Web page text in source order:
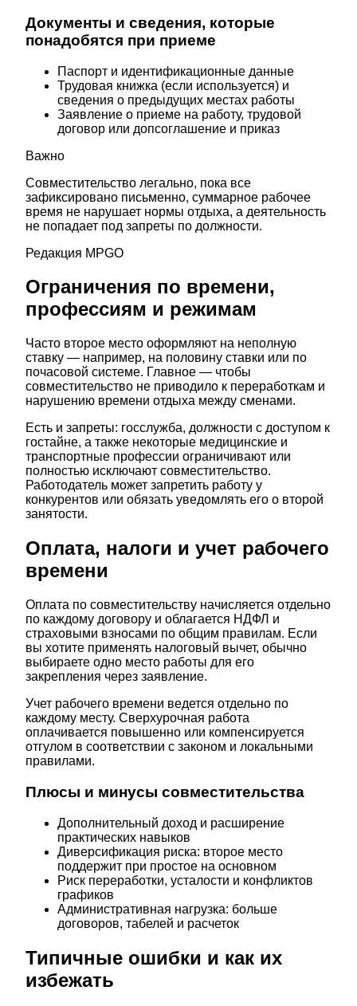
Документы и сведения, которые
понадобятся при приеме
Паспорт и идентификационные данные
Трудовая книжка (если используется) и
сведения о предыдущих местах работы
Заявление о приеме на работу, трудовой
договор или допсоглашение и приказ
Важно
Совместительство легально, пока все
зафиксировано письменно, суммарное рабочее
время не нарушает нормы отдыха, а деятельность
не попадает под запреты по должности.
Редакция MPGO
Ограничения по времени,
профессиям и режимам
Часто второе место оформляют на неполную
ставку — например, на половину ставки или по
почасовой системе. Главное — чтобы
совместительство не приводило к переработкам и
нарушению времени отдыха между сменами.
Есть и запреты: госслужба, должности с доступом к
гостайне, а также некоторые медицинские и
транспортные профессии ограничивают или
полностью исключают совместительство.
Работодатель может запретить работу у
конкурентов или обязать уведомлять его о второй
занятости.
Оплата, налоги и учет рабочего
времени
Оплата по совместительству начисляется отдельно
по каждому договору и облагается НДФЛ и
страховыми взносами по общим правилам. Если
вы хотите применять налоговый вычет, обычно
выбираете одно место работы для его
закрепления через заявление.
Учет рабочего времени ведется отдельно по
каждому месту. Сверхурочная работа
оплачивается повышенно или компенсируется
отгулом в соответствии с законом и локальными
правилами.
Плюсы и минусы совместительства
Дополнительный доход и расширение
практических навыков
Диверсификация риска: второе место
поддержит при простое на основном
Риск переработки, усталости и конфликтов
графиков
Административная нагрузка: больше
договоров, табелей и расчеток
Типичные ошибки и как их
избежать